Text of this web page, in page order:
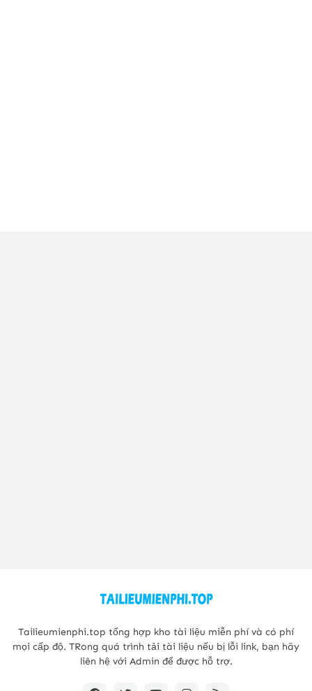
Tailieumienphi.top tổng hợp kho tài liệu miễn phí và có phí
mọi cấp độ. TRong quá trình tải tài liệu nếu bị lỗi link, bạn hãy
liên hệ với Admin để được hỗ trợ.